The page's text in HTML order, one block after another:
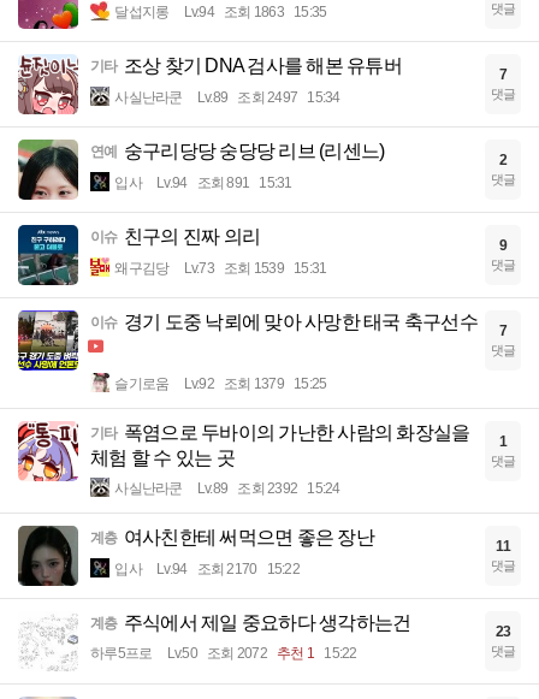
달섭지롱 Lv.94 조회 1863 15:35 댓글
기타 조상 찾기 DNA 검사를 해본 유튜버
사실난라쿤 Lv.89 조회 2497 15:34
7
댓글
연예 숭구리당당 숭당당 리브 (리센느)
입사 Lv.94 조회 891 15:31
2
댓글
이슈 친구의 진짜 의리
왜구김당 Lv.73 조회 1539 15:31
9
댓글
이슈 경기 도중 낙뢰에 맞아 사망한 태국 축구선수
슬기로움 Lv.92 조회 1379 15:25
7
댓글
기타 폭염으로 두바이의 가난한 사람의 화장실을
체험 할 수 있는 곳
사실난라쿤 Lv.89 조회 2392 15:24
1
댓글
계층 여사친한테 써먹으면 좋은 장난
입사 Lv.94 조회 2170 15:22
11
댓글
계층 주식에서 제일 중요하다 생각하는건
하루5프로 Lv.50 조회 2072 추천 1 15:22
23
댓글